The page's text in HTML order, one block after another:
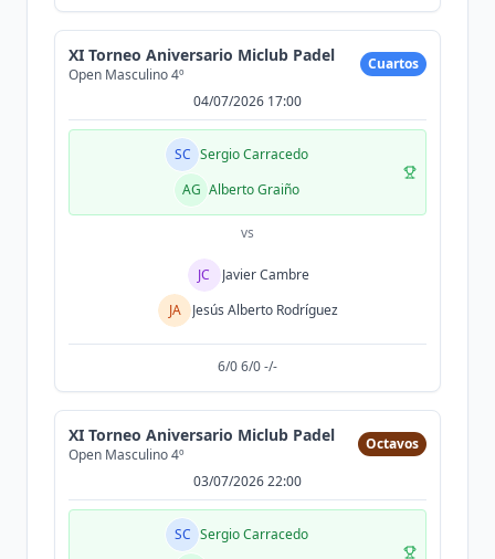
XI Torneo Aniversario Miclub Padel
Open Masculino 4º
Cuartos
04/07/2026 17:00
SC Sergio Carracedo
AG Alberto Graiño
vs
JC
Javier Cambre
JA
Jesús Alberto Rodríguez
6/0 6/0 -/-
XI Torneo Aniversario Miclub Padel
Open Masculino 4º
Octavos
03/07/2026 22:00
SC Sergio Carracedo